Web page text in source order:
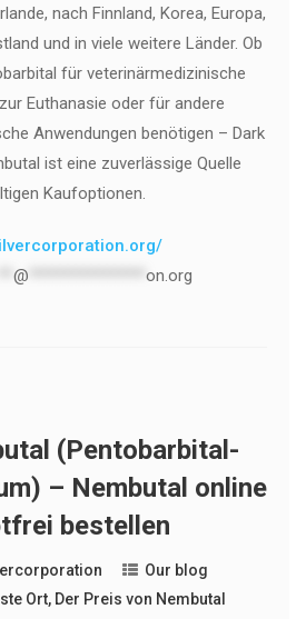
nach Finnland, Korea, Europa,
und in viele weitere Länder. Ob
für veterinärmedizinische
Euthanasie oder für andere
Anwendungen benötigen – Dark
ist eine zuverlässige Quelle
Kaufoptionen.
@ on.org
(Pentobarbital-
– Nembutal online
bestellen
Our blog
Ort, Der Preis von Nembutal